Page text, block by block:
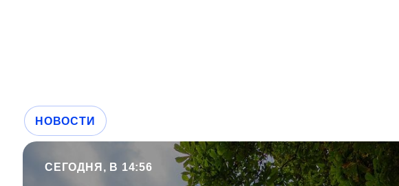
НОВОСТИ
СЕГОДНЯ, В 14:56